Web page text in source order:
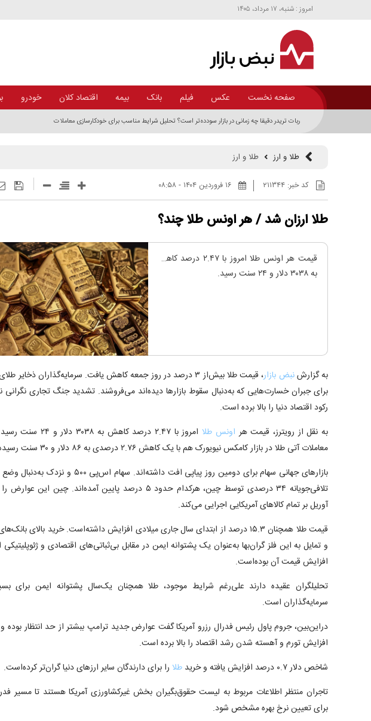
امروز : شنبه، ۱۷ مرداد، ۱۴۰۵
صفحه نخست عکس فیلم بانک بیمه اقتصاد کلان خودرو
ربات تریدر دقیقا چه زمانی در بازار سودده‌تر است؟ تحلیل شرایط مناسب برای خودکارسازی معاملات
طلا و ارز طلا و ارز
کد خبر:۲۱۱۳۴۴ ۱۶ فروردين ۱۴۰۴ - ۰۸:۵۸
طلا ارزان شد / هر اونس طلا چند؟
قیمت هر اونس طلا امروز با ۲.۴۷ درصد کاهش
به ۳۰۳۸ دلار و ۲۴ سنت رسید.
به گزارشنبض بازار
، قیمت طلا بیش‌از ۳ درصد در روز جمعه کاهش یافت. سرمایه‌گذاران ذخایر
برای جبران خسارت‌هایی که به‌دنبال سقوط بازار‌ها دیده‌اند می‌فروشند. تشدید جنگ تجاری
رکود اقتصاد دنیا را بالا برده است.
به نقل از رویترز، قیمت هر اونس طلا
امروز با ۲.۴۷ درصد کاهش به ۳۰۳۸
معاملات آتی طلا در بازار کامکس نیویورک هم با یک کاهش ۲.۷۶ درصدی به ۸۶ دلار و ۳۰ سنت رسیده است.
بازار‌های جهانی سهام برای دومین روز پیاپی افت داشته‌اند. سهام اس‌پی
تلافی‌جویانه ۳۴ درصدی توسط چین، هرکدام حدود ۵ درصد پایین آمده‌اند. چین این
آوریل بر تمام کالا‌های آمریکایی اجرایی می‌کند.
قیمت طلا همچنان ۱۵.۳ درصد از ابتدای سال جاری میلادی افزایش داشته‌است. خرید بالای
و تمایل به این فلز گران‌بها به‌عنوان یک پشتوانه ایمن در مقابل بی‌ثباتی‌های اقتصادی و ژئوپلیتیکی
افزایش قیمت آن بوده‌است.
تحلیلگران عقیده دارند علی‌رغم شرایط موجود، طلا همچنان یک‌سال پشتوانه ایمن برای
سرمایه‌گذاران است.
دراین‌بین، جروم پاول رئیس فدرال رزرو آمریکا گفت عوارض جدید ترامپ ببشتر از حد انتظار بوده
افزایش تورم و آهسته شدن رشد اقتصاد را بالا برده است.
شاخص دلار ۰.۷ درصد افزایش یافته و خرید
طلا را برای دارندگان سایر ارز‌های دنیا گران‌تر کرده‌است.
تاجران منتظر اطلاعات مربوط به لیست حقوق‌بگیران بخش غیرکشاورزی آمریکا هستند تا مسیر
برای تعیین نرخ بهره مشخص شود.